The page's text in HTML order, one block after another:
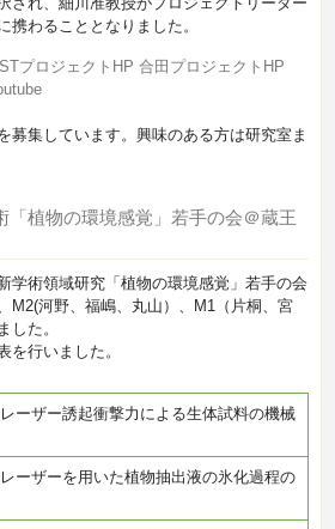
携わることとなりました。
プロジェクトHP 合田プロジェクトHP
募集しています。興味のある方は研究室ま
「植物の環境感覚」若手の会＠蔵王
学術領域研究「植物の環境感覚」若手の会
M2(河野、福嶋、丸山）、M1（片桐、宮
した。
を行いました。
ーザー誘起衝撃力による生体試料の機械
ーザーを用いた植物抽出液の氷化過程の